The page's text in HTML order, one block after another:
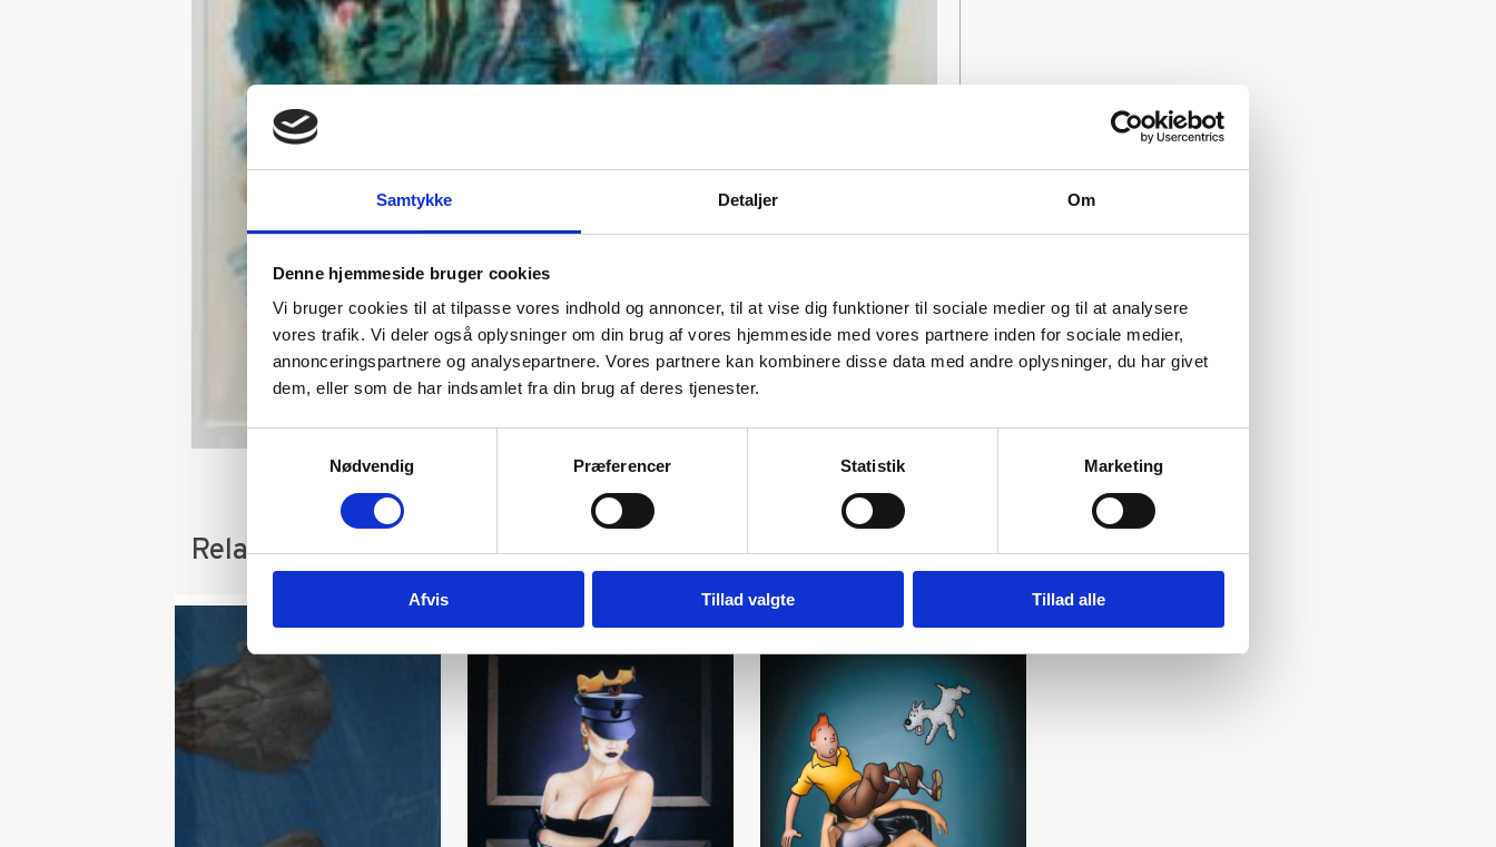
Samtykke Detaljer Om
Denne hjemmeside bruger cookies
Vi bruger cookies til at tilpasse vores indhold og annoncer, til at vise dig funktioner til sociale medier og til at analysere
vores trafik. Vi deler også oplysninger om din brug af vores hjemmeside med vores partnere inden for sociale medier,
annonceringspartnere og analysepartnere. Vores partnere kan kombinere disse data med andre oplysninger, du har givet
dem, eller som de har indsamlet fra din brug af deres tjenester.
Nødvendig
Præferencer Statistik Marketing
Afvis Tillad valgte Tillad alle
Relaterede varer